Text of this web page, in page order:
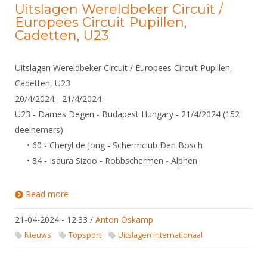
Uitslagen Wereldbeker Circuit /
Europees Circuit Pupillen,
Cadetten, U23
Uitslagen Wereldbeker Circuit / Europees Circuit Pupillen,
Cadetten, U23
20/4/2024 - 21/4/2024
U23 - Dames Degen - Budapest Hungary - 21/4/2024 (152
deelnemers)
• 60 - Cheryl de Jong - Schermclub Den Bosch
• 84 - Isaura Sizoo - Robbschermen - Alphen
Read more
21-04-2024 - 12:33 / Anton Oskamp
Nieuws Topsport Uitslagen internationaal